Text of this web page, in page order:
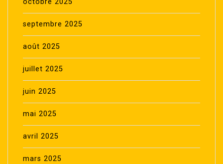
octobre 2025
septembre 2025
août 2025
juillet 2025
juin 2025
mai 2025
avril 2025
mars 2025